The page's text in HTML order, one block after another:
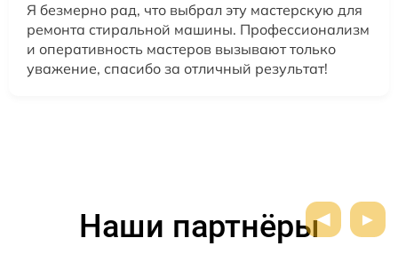
Я безмерно рад, что выбрал эту мастерскую для
ремонта стиральной машины. Профессионализм
и оперативность мастеров вызывают только
уважение, спасибо за отличный результат!
Наши партнёры